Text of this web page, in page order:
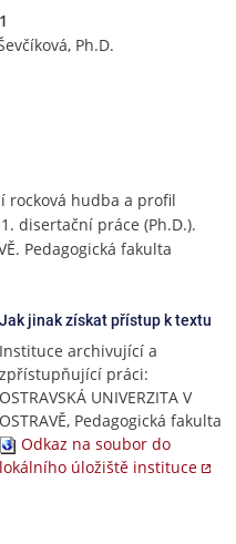
Ph.D.
rocková hudba a profil
disertační práce (Ph.D.).
Pedagogická fakulta
Jak jinak získat přístup k textu
Instituce archivující a
zpřístupňující práci:
OSTRAVSKÁ UNIVERZITA V
OSTRAVĚ, Pedagogická fakulta
Odkaz na soubor do
lokálního úložiště instituce